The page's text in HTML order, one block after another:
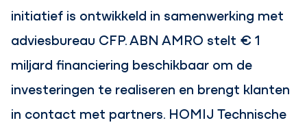
initiatief is ontwikkeld in samenwerking met
adviesbureau CFP. ABN AMRO stelt € 1
miljard financiering beschikbaar om de
investeringen te realiseren en brengt klanten
in contact met partners. HOMIJ Technische